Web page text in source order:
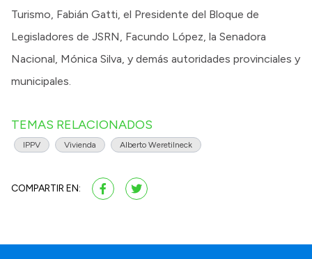
Turismo, Fabián Gatti, el Presidente del Bloque de
Legisladores de JSRN, Facundo López, la Senadora
Nacional, Mónica Silva, y demás autoridades provinciales y
municipales.
TEMAS RELACIONADOS
IPPV Vivienda Alberto Weretilneck
COMPARTIR EN: